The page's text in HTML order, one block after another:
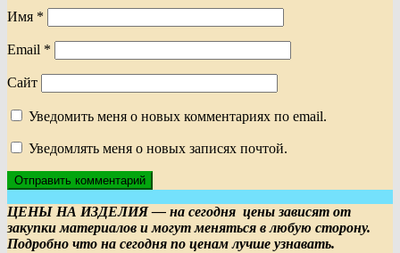
Имя *
Email *
Сайт
Уведомить меня о новых комментариях по email.
Уведомлять меня о новых записях почтой.
ЦЕНЫ НА ИЗДЕЛИЯ — на сегодня цены зависят от
закупки материалов и могут меняться в любую сторону.
Подробно что на сегодня по ценам лучше узнавать.